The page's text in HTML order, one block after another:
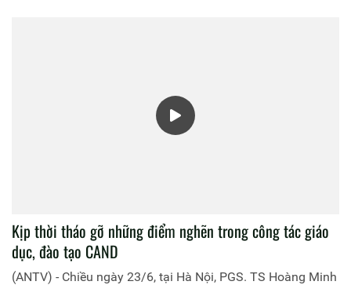
Kịp thời tháo gỡ những điểm nghẽn trong công tác giáo
dục, đào tạo CAND
(ANTV) - Chiều ngày 23/6, tại Hà Nội, PGS. TS Hoàng Minh